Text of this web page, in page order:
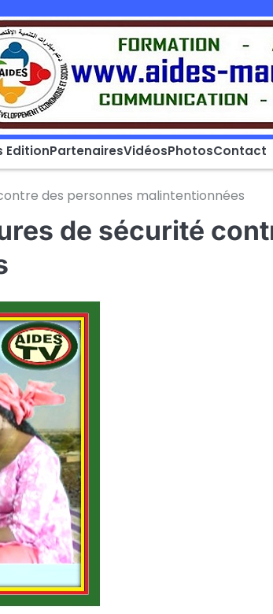
EditionPartenairesVidéosPhotosContact
des personnes malintentionnées
de sécurité